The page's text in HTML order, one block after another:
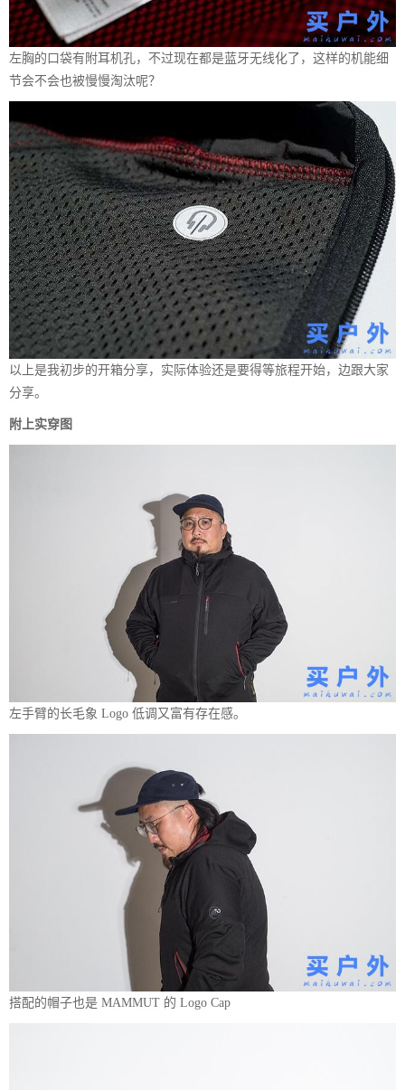
左胸的口袋有附耳机孔，不过现在都是蓝牙无线化了，这样的机能细
节会不会也被慢慢淘汰呢？
以上是我初步的开箱分享，实际体验还是要得等旅程开始，边跟大家
分享。
附上实穿图
左手臂的长毛象 Logo 低调又富有存在感。
搭配的帽子也是 MAMMUT 的 Logo Cap